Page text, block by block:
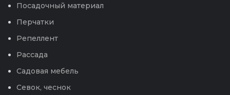
Посадочный материал
Перчатки
Репеллент
Рассада
Садовая мебель
Севок, чеснок